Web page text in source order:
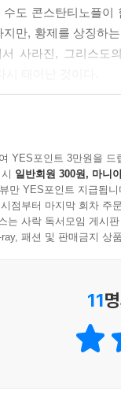
수도 콘스탄티노플
만, 황제를 상징하
사라진, 그리스
최고의 영예인 에
든 혼까지』로 존
포처럼 이야기를
탄불의 자연 풍경
쟁점을 다루고 있
해 터키의 이국적
YES포인트 3만원을 드
일반회원 300원, 마니
만 YES포인트 지급됩니
점부터 마지막 회차 주
는 사락 독서모임 게시
패션 및 판매금지 상
11